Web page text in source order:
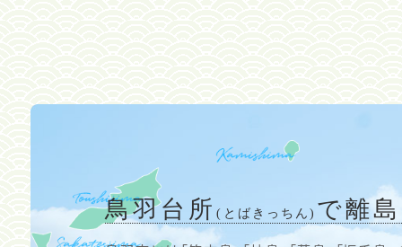
鳥羽台所(とばきっちん) で離